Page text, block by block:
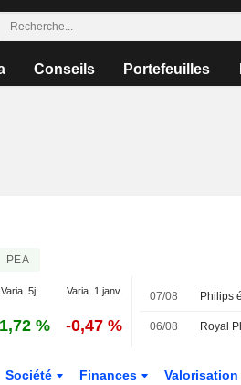
Conseils Portefeuilles
PEA
Varia. 5j. Varia. 1 janv.
% -0,47 %
07/08
06/08
Société Finances Valorisation